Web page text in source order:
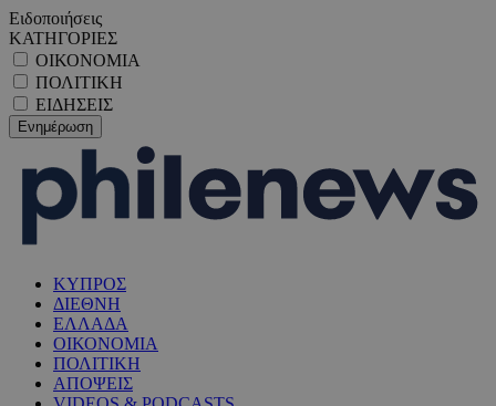
Ειδοποιήσεις
ΚΑΤΗΓΟΡΙΕΣ
ΟΙΚΟΝΟΜΙΑ
ΠΟΛΙΤΙΚΗ
ΕΙΔΗΣΕΙΣ
ΚΥΠΡΟΣ
ΔΙΕΘΝΗ
ΕΛΛΑΔΑ
ΟΙΚΟΝΟΜΙΑ
ΠΟΛΙΤΙΚΗ
ΑΠΟΨΕΙΣ